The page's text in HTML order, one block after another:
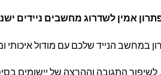
במחשב הנייד שלכם עם מודול איכותי